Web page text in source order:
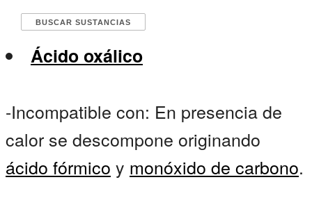
Ácido oxálico
-Incompatible con: En presencia de
calor se descompone originando
ácido fórmico y monóxido de carbono.